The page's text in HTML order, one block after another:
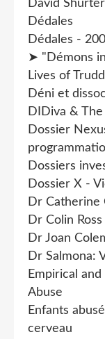
David Shurter
Dédales
Dédales -
➤ "Démons
Lives of
Déni et
DIDiva &
Dossier
Dossiers
Dossier X -
Dr Catherine
Dr Colin Ross
Dr Joan
Dr Salmona:
Empirical
Abuse
Enfants
cerveau